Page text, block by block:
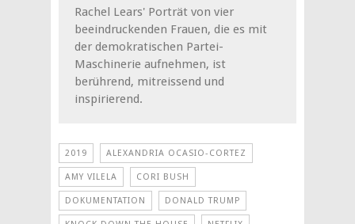
Rachel Lears' Porträt von vier
beeindruckenden Frauen, die es mit
der demokratischen Partei-
Maschinerie aufnehmen, ist
berührend, mitreissend und
inspirierend.
2019 ALEXANDRIA OCASIO-CORTEZ
AMY VILELA CORI BUSH
DOKUMENTATION DONALD TRUMP